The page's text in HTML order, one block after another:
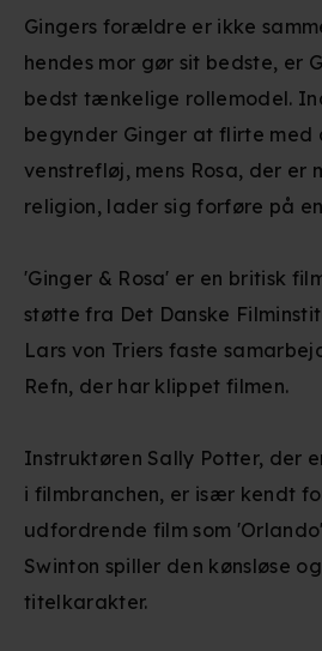
Gingers forældre er ikke
hendes mor gør sit bedste, er
bedst tænkelige rollemodel.
begynder Ginger at flirte med
venstrefløj, mens Rosa, der er
religion, lader sig forføre på
'Ginger & Rosa' er en britisk
støtte fra Det Danske
Lars von Triers faste
Refn, der har klippet filmen.
Instruktøren Sally Potter, der
i filmbranchen, er især kendt
udfordrende film som
Swinton spiller den kønsløse
titelkarakter.